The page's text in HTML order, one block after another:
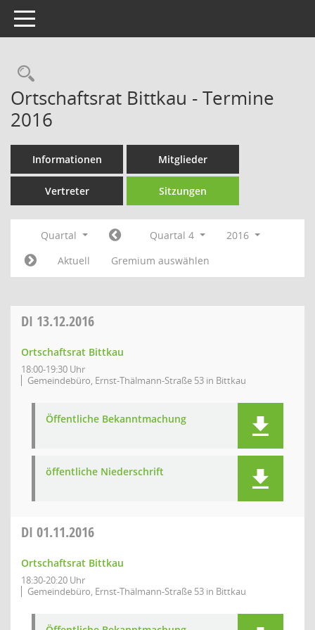
Toggle navigation
Rechercheauswahl
Ortschaftsrat Bittkau - Termine
2016
Informationen Mitglieder
Vertreter Sitzungen
Quartal Quartal 4
2016
Aktuell
Gremium auswählen
DI 13.12.2016
Ortschaftsrat Bittkau
18:00-19:30 Uhr
Gemeindebüro, Ernst-Thälmann-Straße 53 in Bittkau
Öffentliche Bekanntmachung
öffentliche Niederschrift
DI 01.11.2016
Ortschaftsrat Bittkau
18:30-20:20 Uhr
Gemeindebüro, Ernst-Thälmann-Straße 53 in Bittkau